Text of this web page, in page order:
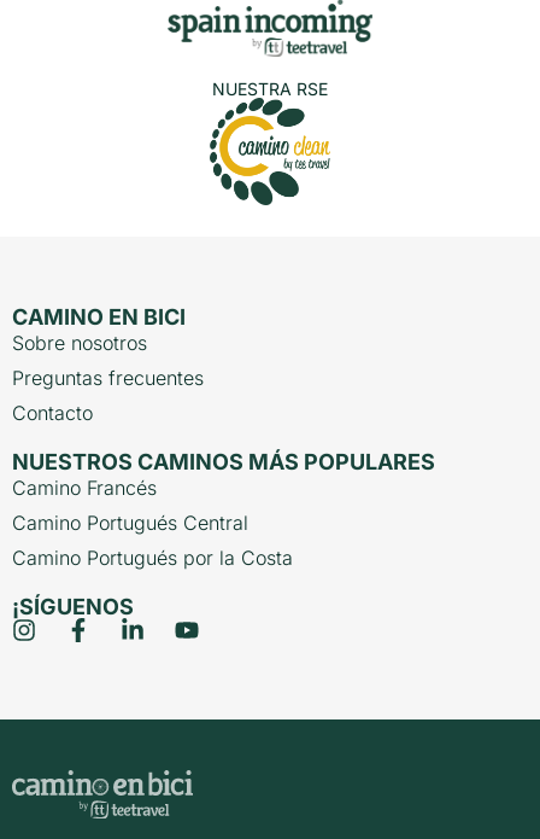
NUESTRA RSE
CAMINO EN BICI
Sobre nosotros
Preguntas frecuentes
Contacto
NUESTROS CAMINOS MÁS POPULARES
Camino Francés
Camino Portugués Central
Camino Portugués por la Costa
¡SÍGUENOS